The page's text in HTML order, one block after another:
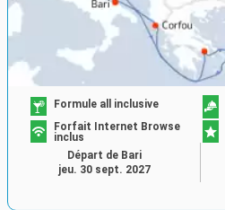
Formule all inclusive
Forfait Internet Browse
inclus
Départ de Bari
jeu. 30 sept. 2027